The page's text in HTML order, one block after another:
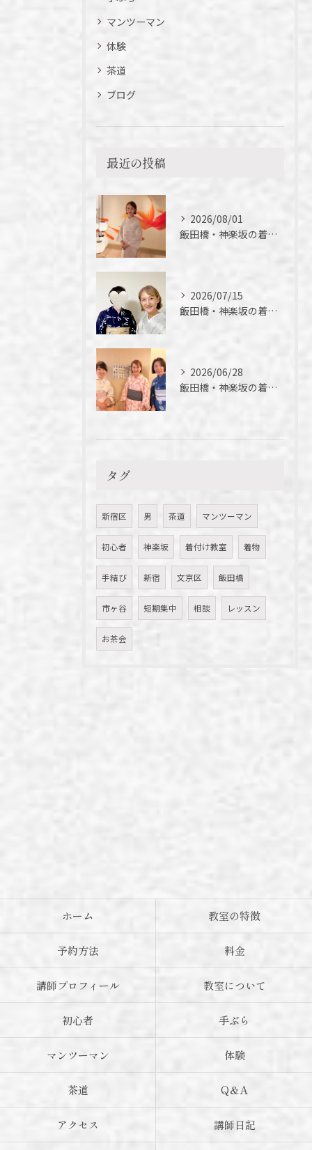
マンツーマン
体験
茶道
ブログ
最近の投稿
2026/08/01
飯田橋・神楽坂の着付け教室｜夏の着物の魅力
2026/07/15
飯田橋・神楽坂の着付け教室｜短期間でここまでできる！徒さん実例ご紹介
2026/06/28
飯田橋・神楽坂の着付け教室｜今年初の浴衣、落語を楽しんできました
タグ
新宿区 男 茶道 マンツーマン
初心者 神楽坂 着付け教室 着物
手結び 新宿 文京区 飯田橋
市ヶ谷 短期集中 相談 レッスン
お茶会
ホーム 教室の特徴
予約方法 料金
講師プロフィール 教室について
初心者 手ぶら
マンツーマン 体験
茶道 Q＆A
アクセス 講師日記